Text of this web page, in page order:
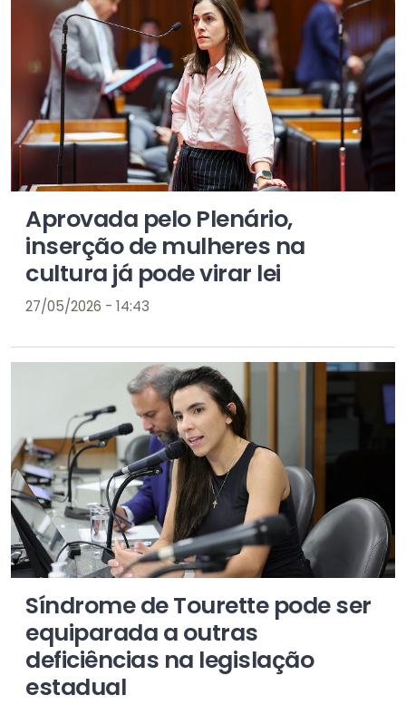
Aprovada pelo Plenário,
inserção de mulheres na
cultura já pode virar lei
27/05/2026 - 14:43
Síndrome de Tourette pode ser
equiparada a outras
deficiências na legislação
estadual